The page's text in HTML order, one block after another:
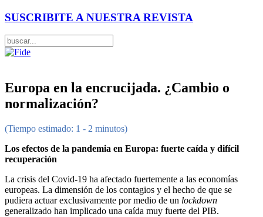
SUSCRIBITE A NUESTRA REVISTA
Europa en la encrucijada. ¿Cambio o
normalización?
(Tiempo estimado: 1 - 2 minutos)
Los efectos de la pandemia en Europa: fuerte caída y difícil
recuperación
La crisis del Covid-19 ha afectado fuertemente a las economías
europeas. La dimensión de los contagios y el hecho de que se
pudiera actuar exclusivamente por medio de un lockdown
generalizado han implicado una caída muy fuerte del PIB.